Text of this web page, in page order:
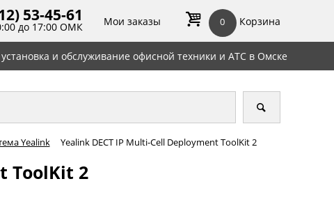
53-45-61
до 17:00 ОМК Мои заказы 0 Корзина
и обслуживание офисной техники и АТС в Омске
Yealink Yealink DECT IP Multi-Cell Deployment ToolKit 2
ToolKit 2